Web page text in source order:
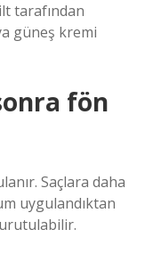
tarafından
güneş kremi
fön
Saçlara daha
uygulandıktan